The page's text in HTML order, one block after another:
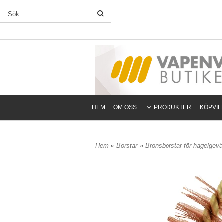
HEM OM OSS PRODUKTER
Hem » Borstar » Bronsborstar för